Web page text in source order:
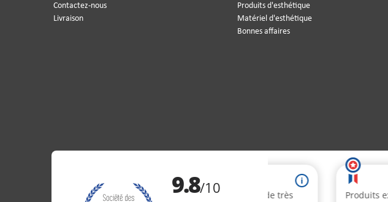
Contactez-nous
Livraison
Produits d'esthétique
Matériel d'esthétique
Bonnes affaires